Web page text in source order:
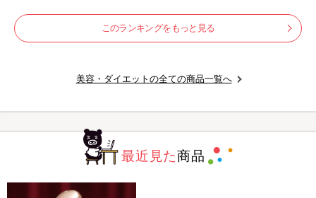
このランキングをもっと見る
美容・ダイエットの全ての商品一覧へ
最近見た商品